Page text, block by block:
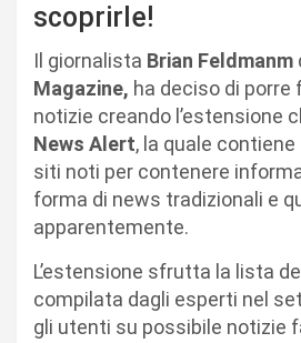
scoprirle!
Il giornalista Brian Feldmanm
Magazine, ha deciso di porre
notizie creando l’estensione
News Alert, la quale
siti noti per contenere
forma di news tradizionali e
apparentemente.
L’estensione sfrutta la lista
compilata dagli esperti nel
gli utenti su possibile notizie